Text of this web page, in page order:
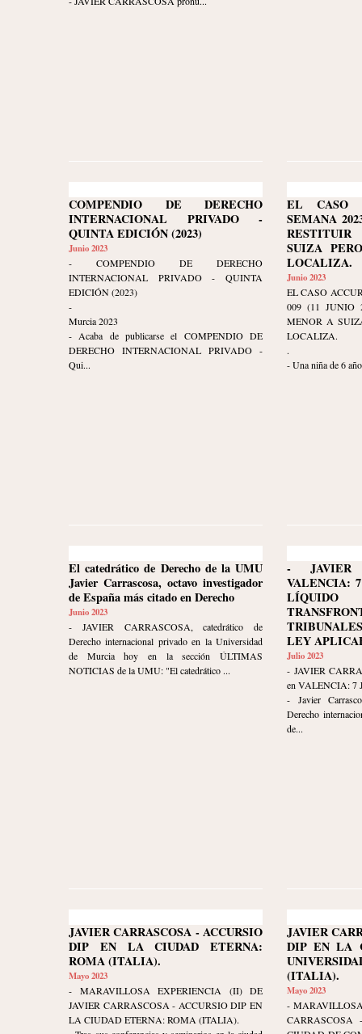
COMPENDIO DE DERECHO
INTERNACIONAL PRIVADO -
QUINTA EDICIÓN (2023)
Junio 2023
- COMPENDIO DE DERECHO
INTERNACIONAL PRIVADO - QUINTA
EDICIÓN (2023)
-
Murcia 2023
- Acaba de publicarse el COMPENDIO DE
DERECHO INTERNACIONAL PRIVADO -
Qui...
EL CASO
SEMANA
SUIZA
LOCALIZA.
Junio 2023
EL CASO
009 (11 JUNIO
MENOR A
LOCALIZA.
.
- Una niña de 6
El catedrático de Derecho de la UMU
Javier Carrascosa, octavo investigador
de España más citado en Derecho
Junio 2023
- JAVIER CARRASCOSA, catedrático de
Derecho internacional privado en la Universidad
de Murcia hoy en la sección ÚLTIMAS
NOTICIAS de la UMU: "El catedrático ...
- JAVIER
VALENCIA:
LEY
Julio 2023
- JAVIER
en VALENCIA: 7
- Javier
Derecho
de...
JAVIER CARRASCOSA - ACCURSIO
DIP EN LA CIUDAD ETERNA:
ROMA (ITALIA).
Mayo 2023
- MARAVILLOSA EXPERIENCIA (II) DE
JAVIER CARRASCOSA - ACCURSIO DIP EN
LA CIUDAD ETERNA: ROMA (ITALIA).
JAVIER
DIP EN LA
(ITALIA).
Mayo 2023
-